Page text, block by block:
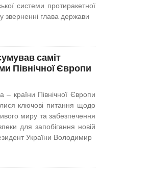
системи протиракетної
зверненні глава держави
саміт
Північної Європи
– країни Північної Європи
ключові питання щодо
миру та забезпечення
для запобігання новій
України Володимир